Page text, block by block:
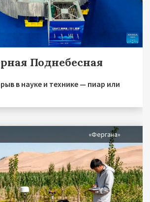
Поднебесная
в науке и технике — пиар или
«Фергана»